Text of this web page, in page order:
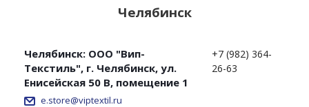
Челябинск
Челябинск: ООО "Вип-
Текстиль", г. Челябинск, ул.
Енисейская 50 В, помещение 1
e.store@viptextil.ru
+7 (982) 364-
26-63